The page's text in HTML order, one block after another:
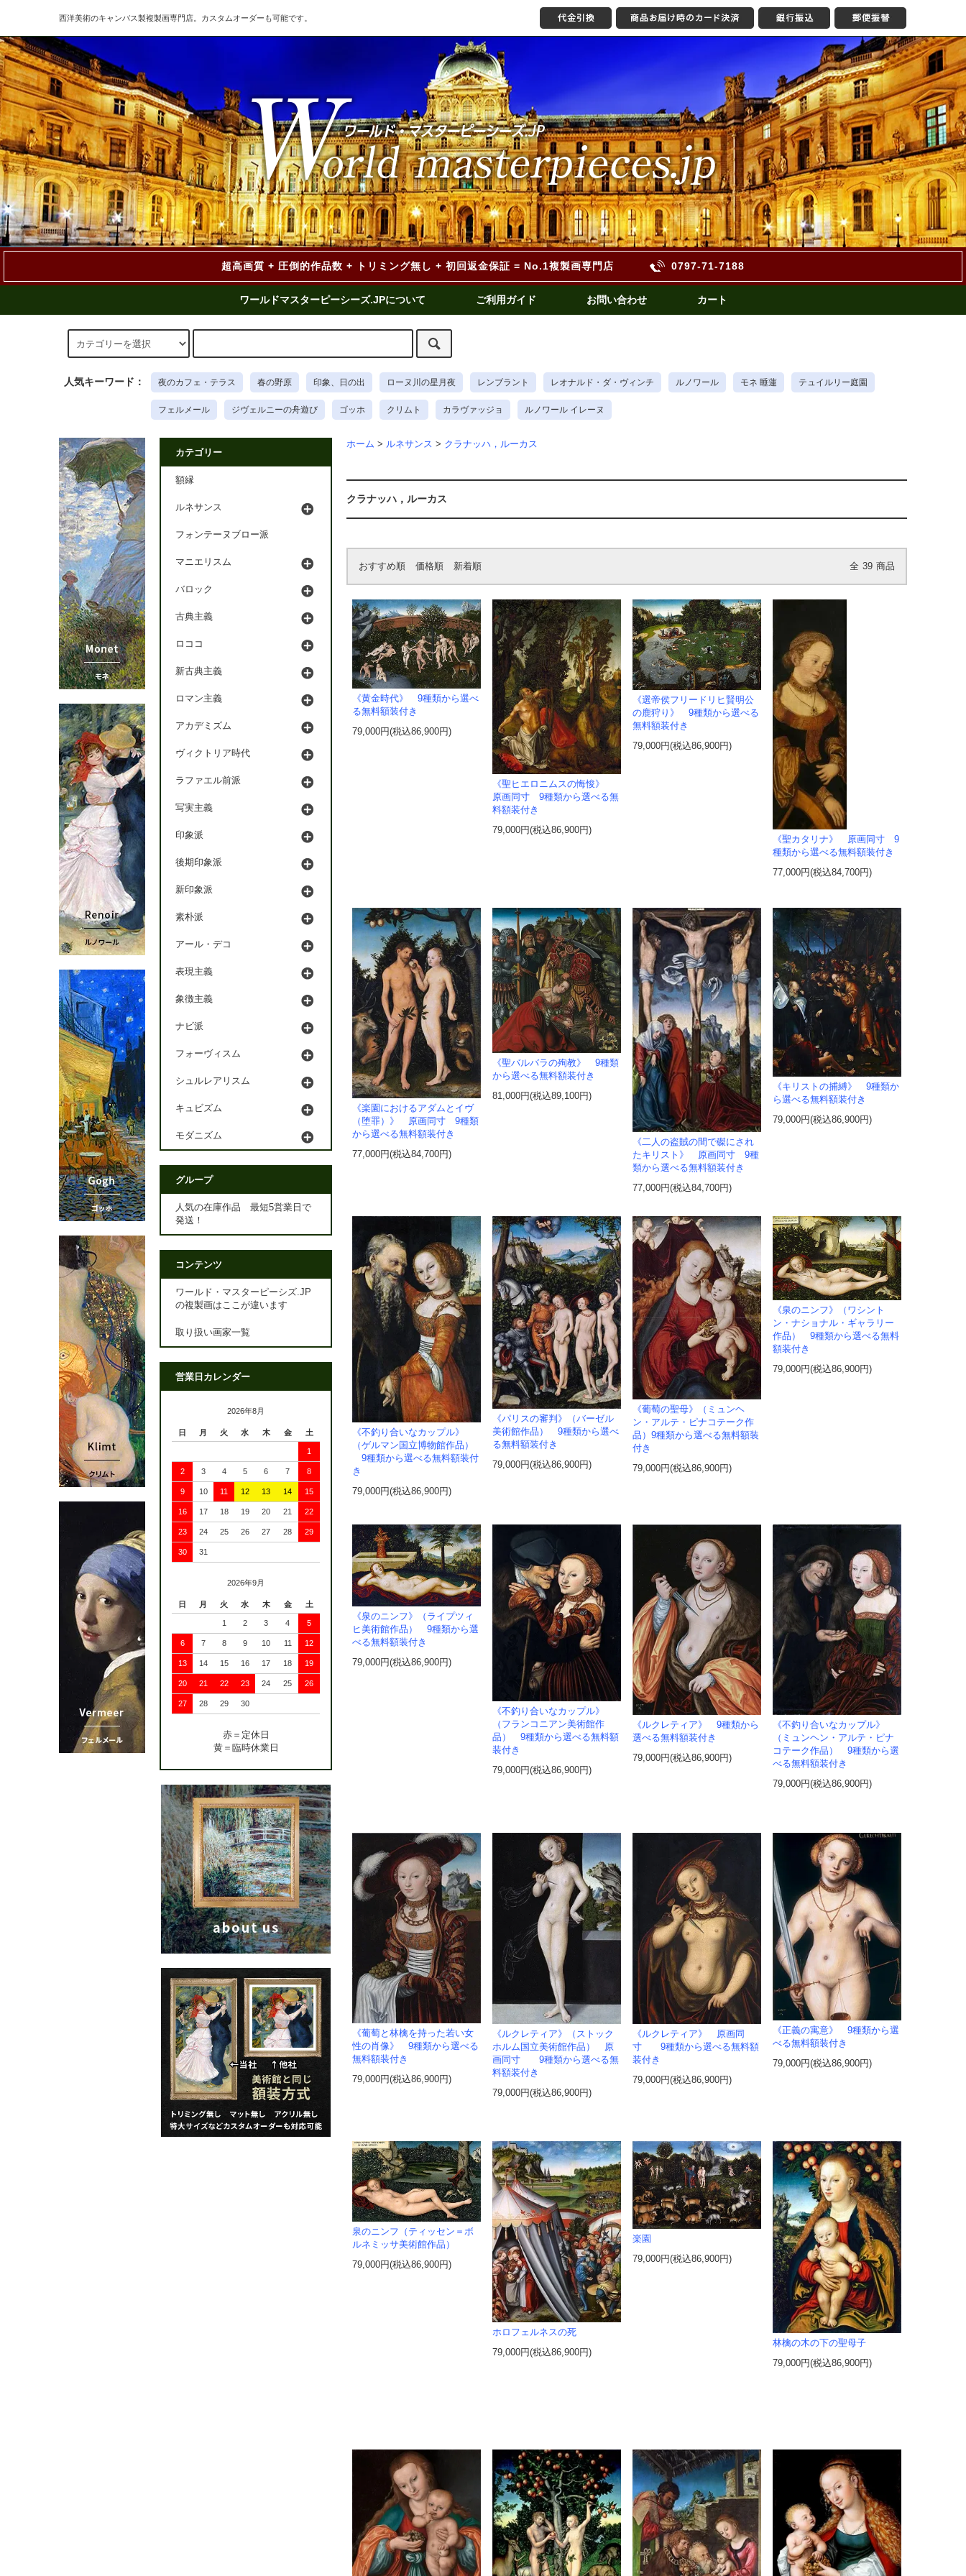
西洋美術のキャンバス製複製画専門店。カスタムオーダーも可能です。
超高画質 + 圧倒的作品数 + トリミング無し + 初回返金保証 = No.1複製画専門店 0797-71-7188
ワールドマスターピーシーズ.JPについて ご利用ガイド お問い合わせ カート
人気キーワード： 夜のカフェ・テラス 春の野原 印象、日の出 ローヌ川の星月夜 レンブラント レオナルド・ダ・ヴィンチ ルノワール モネ 睡蓮 テュイルリー庭園
フェルメール ジヴェルニーの舟遊び ゴッホ クリムト カラヴァッジョ ルノワール イレーヌ
ホーム > ルネサンス > クラナッハ，ルーカス
クラナッハ，ルーカス
おすすめ順 価格順 新着順 全 39 商品
《黄金時代》 9種類から選べ
る無料額装付き
79,000円(税込86,900円)
《聖ヒエロニムスの悔悛》
原画同寸 9種類から選べる無
料額装付き
79,000円(税込86,900円)
《選帝侯フリードリヒ賢明公
の鹿狩り》 9種類から選べる
無料額装付き
79,000円(税込86,900円)
《聖カタリナ》 原画同寸 9
種類から選べる無料額装付き
77,000円(税込84,700円)
《楽園におけるアダムとイヴ
（堕罪）》 原画同寸 9種類
から選べる無料額装付き
77,000円(税込84,700円)
《聖バルバラの殉教》 9種類
から選べる無料額装付き
81,000円(税込89,100円)
《二人の盗賊の間で磔にされ
たキリスト》 原画同寸 9種
類から選べる無料額装付き
77,000円(税込84,700円)
《キリストの捕縛》 9種類か
ら選べる無料額装付き
79,000円(税込86,900円)
《不釣り合いなカップル》
（ゲルマン国立博物館作品）
9種類から選べる無料額装付
き
79,000円(税込86,900円)
《パリスの審判》（バーゼル
美術館作品） 9種類から選べ
る無料額装付き
79,000円(税込86,900円)
《葡萄の聖母》（ミュンヘ
ン・アルテ・ピナコテーク作
品）9種類から選べる無料額装
付き
79,000円(税込86,900円)
《泉のニンフ》（ワシント
ン・ナショナル・ギャラリー
作品） 9種類から選べる無料
額装付き
79,000円(税込86,900円)
《泉のニンフ》（ライプツィ
ヒ美術館作品） 9種類から選
べる無料額装付き
79,000円(税込86,900円)
《不釣り合いなカップル》
（フランコニアン美術館作
品） 9種類から選べる無料額
装付き
79,000円(税込86,900円)
《ルクレティア》 9種類から
選べる無料額装付き
79,000円(税込86,900円)
《不釣り合いなカップル》
（ミュンヘン・アルテ・ピナ
コテーク作品） 9種類から選
べる無料額装付き
79,000円(税込86,900円)
《葡萄と林檎を持った若い女
性の肖像》 9種類から選べる
無料額装付き
79,000円(税込86,900円)
《ルクレティア》（ストック
ホルム国立美術館作品） 原
画同寸 9種類から選べる無
料額装付き
79,000円(税込86,900円)
《ルクレティア》 原画同
寸 9種類から選べる無料額
装付き
79,000円(税込86,900円)
《正義の寓意》 9種類から選
べる無料額装付き
79,000円(税込86,900円)
泉のニンフ（ティッセン＝ボ
ルネミッサ美術館作品）
79,000円(税込86,900円)
ホロフェルネスの死
79,000円(税込86,900円)
楽園
79,000円(税込86,900円)
林檎の木の下の聖母子
79,000円(税込86,900円)
カテゴリー
額縁
ルネサンス
フォンテーヌブロー派
マニエリスム
バロック
古典主義
ロココ
新古典主義
ロマン主義
アカデミズム
ヴィクトリア時代
ラファエル前派
写実主義
印象派
後期印象派
新印象派
素朴派
アール・デコ
表現主義
象徴主義
ナビ派
フォーヴィスム
シュルレアリスム
キュビズム
モダニズム
グループ
人気の在庫作品 最短5営業日で
発送！
コンテンツ
ワールド・マスターピーシズ.JP
の複製画はここが違います
取り扱い画家一覧
営業日カレンダー
2026年8月
日 月 火 水 木 金 土
1
2 3 4 5 6 7 8
9 10 11 12 13 14 15
16 17 18 19 20 21 22
23 24 25 26 27 28 29
30 31
2026年9月
日 月 火 水 木 金 土
1 2 3 4 5
6 7 8 9 10 11 12
13 14 15 16 17 18 19
20 21 22 23 24 25 26
27 28 29 30
赤＝定休日
黄＝臨時休業日